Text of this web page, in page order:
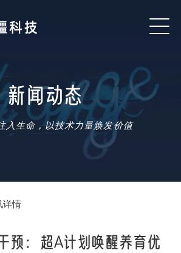
新闻动态
入生命，以技术力量焕发价值
详情
预：超A计划唤醒养育优